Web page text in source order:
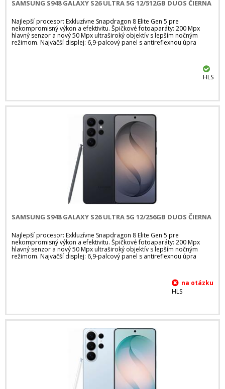
SAMSUNG S948 GALAXY S26 ULTRA 5G 12/512GB DUOS ČIERNA
Najlepší procesor: Exkluzívne Snapdragon 8 Elite Gen 5 pre
nekompromisný výkon a efektivitu. Špičkové fotoaparáty: 200 Mpx
hlavný senzor a nový 50 Mpx ultraširoký objektív s lepším nočným
režimom. Najväčší displej: 6,9-palcový panel s antireflexnou úpra
HLS
SAMSUNG S948 GALAXY S26 ULTRA 5G 12/256GB DUOS ČIERNA
Najlepší procesor: Exkluzívne Snapdragon 8 Elite Gen 5 pre
nekompromisný výkon a efektivitu. Špičkové fotoaparáty: 200 Mpx
hlavný senzor a nový 50 Mpx ultraširoký objektív s lepším nočným
režimom. Najväčší displej: 6,9-palcový panel s antireflexnou úpra
HLS